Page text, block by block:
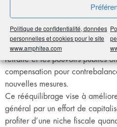
Politique de confidentialité, données
personnelles et cookies pour le site
www.amphitea.com
Vous voulez dire qu’il faut
Chacune des réformes des
ces dernières années ont durci
retraite et les pouvoirs publics
compensation pour
nouvelles mesures.
Ce rééquilibrage vise à
général par un effort de
profiter d’une niche fiscale